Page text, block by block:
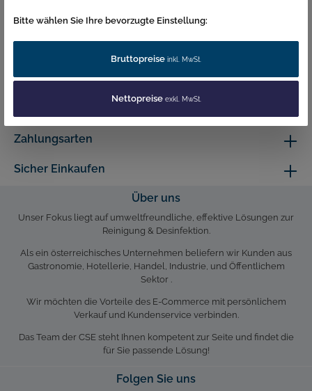
Information
Zahlungsarten
Zentrale Salzburg
Sicher Einkaufen
Über uns
Unser Fokus liegt auf umweltfreundliche, effektive Lösungen zur
Reinigung & Desinfektion.
Als ein österreichisches Unternehmen beliefern wir Kunden aus
Gastronomie, Hotellerie, Handel, Industrie, und Öffentlichem
Sektor .
Wir möchten die Vorteile des E-Commerce mit persönlichem
Verkauf und Kundenservice verbinden.
Das Team der CSE steht Ihnen kompetent zur Seite und findet die
für Sie passende Lösung!
Folgen Sie uns
Bitte wählen Sie Ihre bevorzugte Einstellung:
Bruttopreise inkl. MwSt.
Nettopreise exkl. MwSt.